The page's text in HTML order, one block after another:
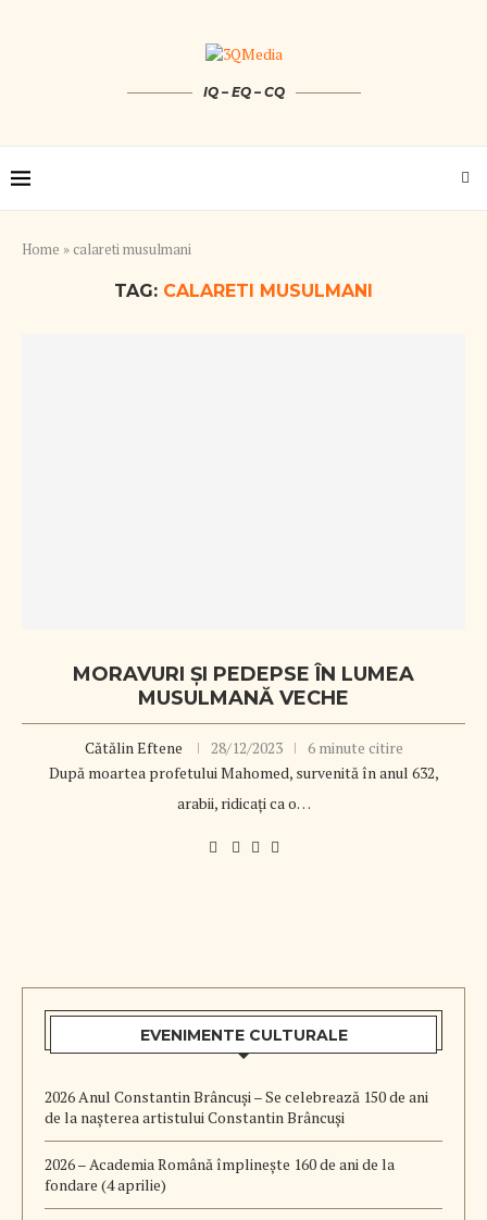
IQ – EQ – CQ
Home » calareti musulmani
TAG: CALARETI MUSULMANI
MORAVURI ȘI PEDEPSE ÎN LUMEA
MUSULMANĂ VECHE
Cătălin Eftene 28/12/2023
6 minute citire
După moartea profetului Mahomed, survenită în anul 632,
arabii, ridicaţi ca o…
EVENIMENTE CULTURALE
2026 Anul Constantin Brâncuși – Se celebrează 150 de ani
de la nașterea artistului Constantin Brâncuși
2026 – Academia Română împlinește 160 de ani de la
fondare (4 aprilie)